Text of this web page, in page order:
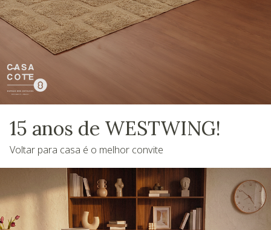
15 anos de WESTWING!
Voltar para casa é o melhor convite